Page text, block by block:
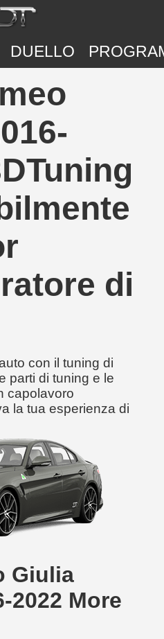
DUELLO
di
con il tuning di
parti di tuning e le
capolavoro
la tua esperienza di
Giulia
2022 More